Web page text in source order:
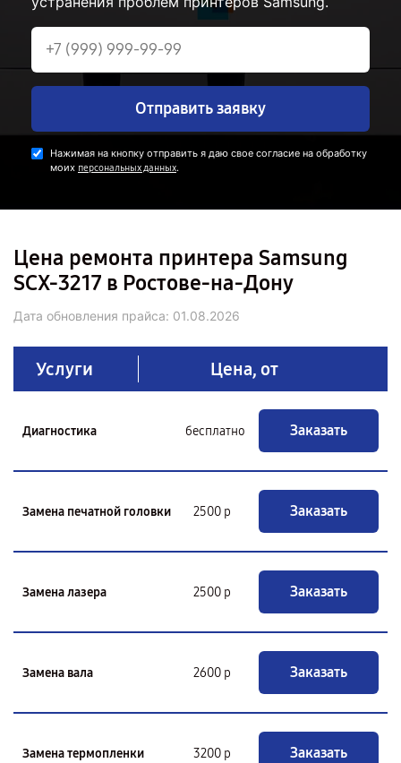
Отправить заявку
Нажимая на кнопку отправить я даю свое согласие на обработку
моих персональных данных.
Цена ремонта принтера Samsung
SCX-3217 в Ростове-на-Дону
Дата обновления прайса: 01.08.2026
Услуги Цена, от
Диагностика бесплатно Заказать
Замена печатной головки 2500 р Заказать
Замена лазера 2500 р Заказать
Замена вала 2600 р Заказать
Замена термопленки 3200 р Заказать